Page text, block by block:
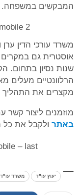
המבקשים במשפחה.
משרד עורכי הדין
שנות נסיון בתחום.
הרלוונטיים מעלים
מקצרים את התהליך
מוזמנים ליצור קשר
באתר ולקבל את כל
יעוץ עו"ד משרד עו"ד